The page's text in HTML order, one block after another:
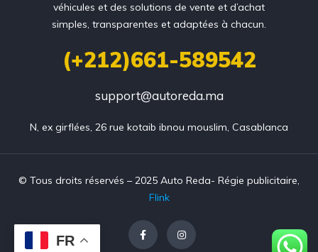
véhicules et des solutions de vente et d’achat
simples, transparentes et adaptées à chacun.
(+212)661-589542
support@autoreda.ma
N, ex girflées, 26 rue kotaib ibnou mouslim, Casablanca
© Tous droits réservés – 2025 Auto Reda- Régie publicitaire,
Flink
FR